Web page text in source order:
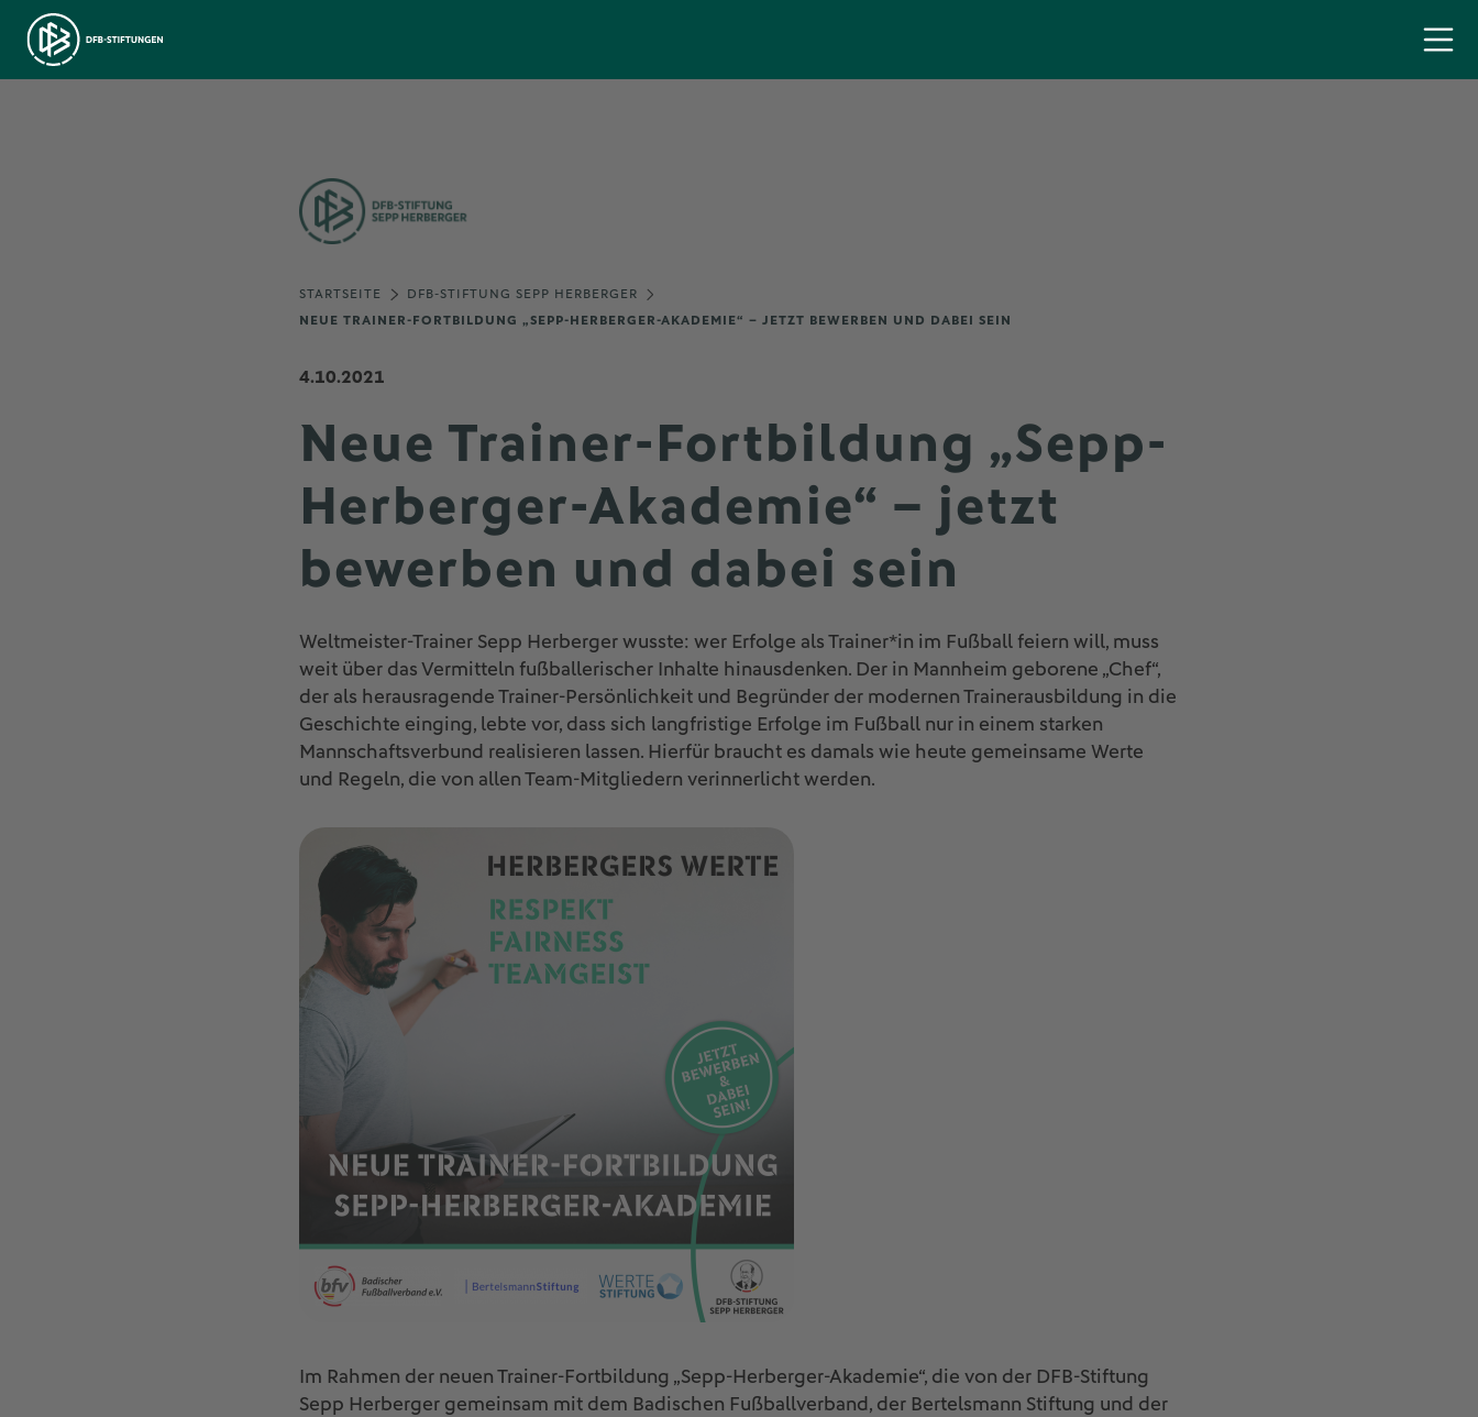
STARTSEITE
DFB-STIFTUNG SEPP HERBERGER
NEUE TRAINER-FORTBILDUNG „SEPP-HERBERGER-AKADEMIE“ – JETZT BEWERBEN UND DABEI SEIN
4.10.2021
Neue Trainer-Fortbildung „Sepp-
Herberger-Akademie“ – jetzt
bewerben und dabei sein
Weltmeister-Trainer Sepp Herberger wusste: wer Erfolge als Trainer*in im Fußball feiern will, muss
weit über das Vermitteln fußballerischer Inhalte hinausdenken. Der in Mannheim geborene „Chef“,
der als herausragende Trainer-Persönlichkeit und Begründer der modernen Trainerausbildung in die
Geschichte einging, lebte vor, dass sich langfristige Erfolge im Fußball nur in einem starken
Mannschaftsverbund realisieren lassen. Hierfür braucht es damals wie heute gemeinsame Werte
und Regeln, die von allen Team-Mitgliedern verinnerlicht werden.
Im Rahmen der neuen Trainer-Fortbildung „Sepp-Herberger-Akademie“, die von der DFB-Stiftung
Sepp Herberger gemeinsam mit dem Badischen Fußballverband, der Bertelsmann Stiftung und der